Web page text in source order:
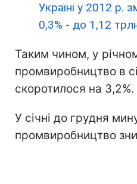
Україні у 2012 р.
0,3% - до 1,12
Таким чином, у
промвиробництво в
скоротилося на 3,2%.
У січні до грудня
промвиробництво